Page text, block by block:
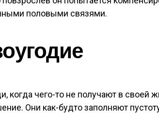
половыми связями.
когда чего-то не получают в своей
Они как-будто заполняют